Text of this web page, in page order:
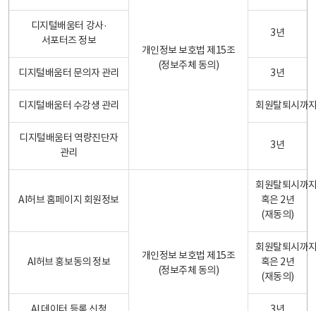
개인정보 보호법 제15조
(정보주체 동의)
디지털배움터 강사·
서포터즈 정보
3년
디지털배움터 문의자 관리 3년
디지털배움터 수강생 관리 회원탈퇴시까
디지털배움터 역량진단자
관리
3년
AI허브 홈페이지 회원정보
개인정보 보호법 제15조
(정보주체 동의)
회원탈퇴시까
혹은 2년
(재동의)
AI허브 홍보동의 정보
회원탈퇴시까
혹은 2년
(재동의)